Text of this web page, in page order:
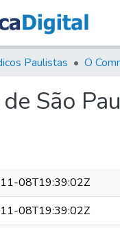
Paulistas O
São
08T19:39:02Z
08T19:39:02Z